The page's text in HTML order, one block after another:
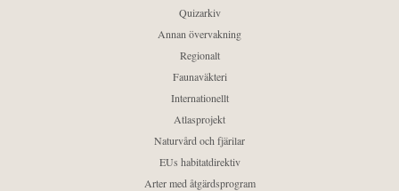
Quizarkiv
Annan övervakning
Regionalt
Faunaväkteri
Internationellt
Atlasprojekt
Naturvård och fjärilar
EUs habitatdirektiv
Arter med åtgärdsprogram